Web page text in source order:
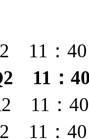
11：
11：
11：
11：40